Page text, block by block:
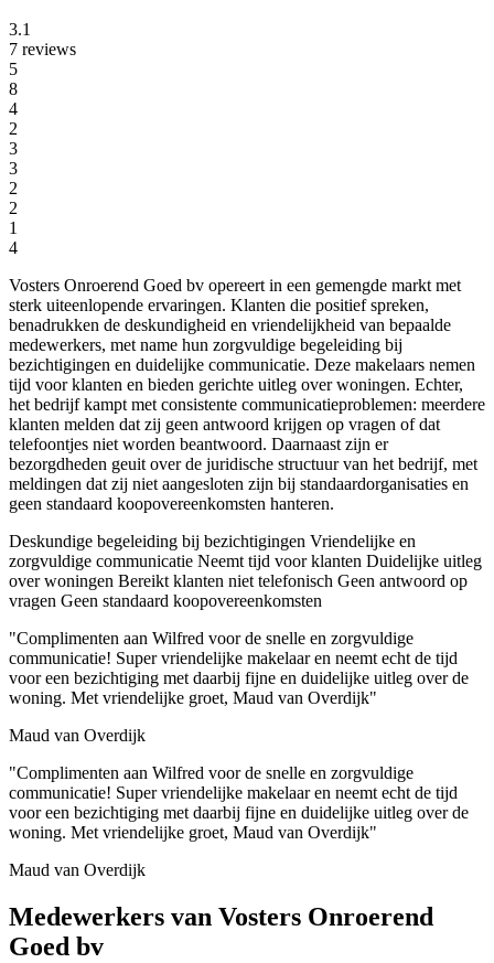
3.1
7 reviews
5
8
4
2
3
3
2
2
1
4
Vosters Onroerend Goed bv opereert in een gemengde markt met
sterk uiteenlopende ervaringen. Klanten die positief spreken,
benadrukken de deskundigheid en vriendelijkheid van bepaalde
medewerkers, met name hun zorgvuldige begeleiding bij
bezichtigingen en duidelijke communicatie. Deze makelaars nemen
tijd voor klanten en bieden gerichte uitleg over woningen. Echter,
het bedrijf kampt met consistente communicatieproblemen: meerdere
klanten melden dat zij geen antwoord krijgen op vragen of dat
telefoontjes niet worden beantwoord. Daarnaast zijn er
bezorgdheden geuit over de juridische structuur van het bedrijf, met
meldingen dat zij niet aangesloten zijn bij standaardorganisaties en
geen standaard koopovereenkomsten hanteren.
Deskundige begeleiding bij bezichtigingen Vriendelijke en
zorgvuldige communicatie Neemt tijd voor klanten Duidelijke uitleg
over woningen Bereikt klanten niet telefonisch Geen antwoord op
vragen Geen standaard koopovereenkomsten
"Complimenten aan Wilfred voor de snelle en zorgvuldige
communicatie! Super vriendelijke makelaar en neemt echt de tijd
voor een bezichtiging met daarbij fijne en duidelijke uitleg over de
woning. Met vriendelijke groet, Maud van Overdijk"
Maud van Overdijk
"Complimenten aan Wilfred voor de snelle en zorgvuldige
communicatie! Super vriendelijke makelaar en neemt echt de tijd
voor een bezichtiging met daarbij fijne en duidelijke uitleg over de
woning. Met vriendelijke groet, Maud van Overdijk"
Maud van Overdijk
Medewerkers van Vosters Onroerend
Goed bv